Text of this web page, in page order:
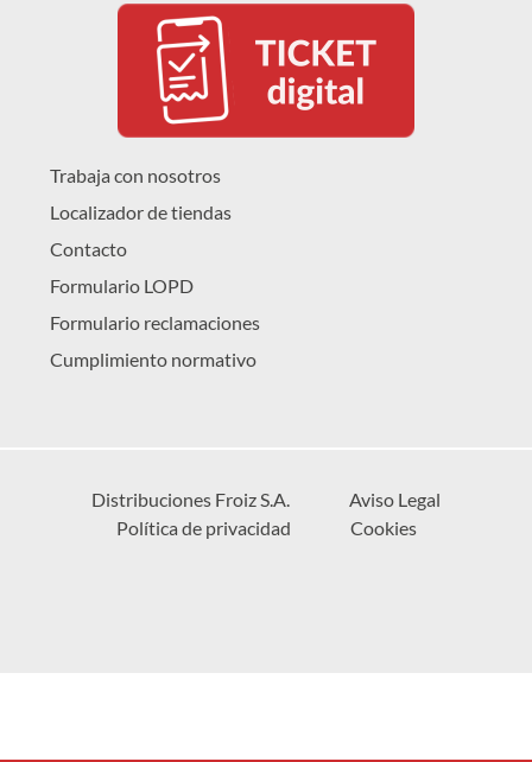
Trabaja con nosotros
Localizador de tiendas
Contacto
Formulario LOPD
Formulario reclamaciones
Cumplimiento normativo
Distribuciones Froiz S.A.
Aviso Legal
Política de privacidad
Cookies